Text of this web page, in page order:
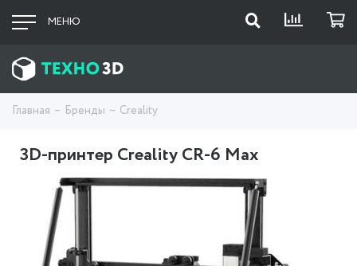
МЕНЮ
Главная Бренды Creality
3D-принтер Creality CR-6 Max